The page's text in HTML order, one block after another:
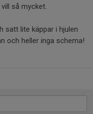
så mycket.
satt lite käppar i hjulen
och heller inga schema!